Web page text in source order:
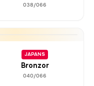
038/066
JAPANS
Bronzor
040/066